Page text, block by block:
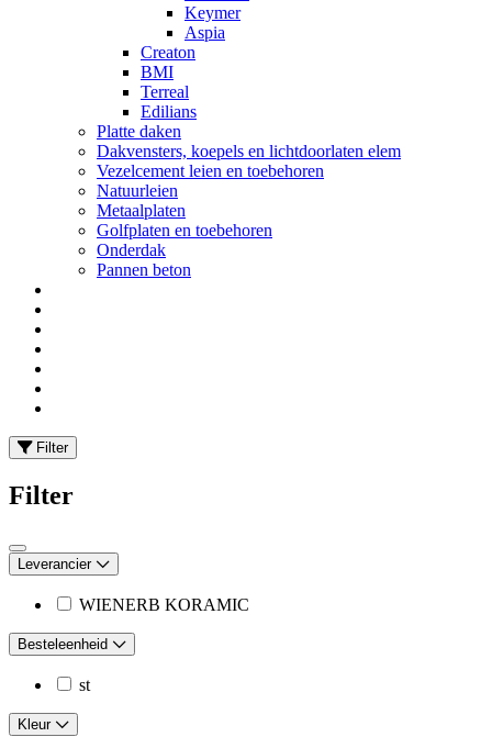
Keymer
Aspia
Creaton
BMI
Terreal
Edilians
Platte daken
Dakvensters, koepels en lichtdoorlaten elem
Vezelcement leien en toebehoren
Natuurleien
Metaalplaten
Golfplaten en toebehoren
Onderdak
Pannen beton
Filter
Filter
Leverancier
WIENERB KORAMIC
Besteleenheid
st
Kleur